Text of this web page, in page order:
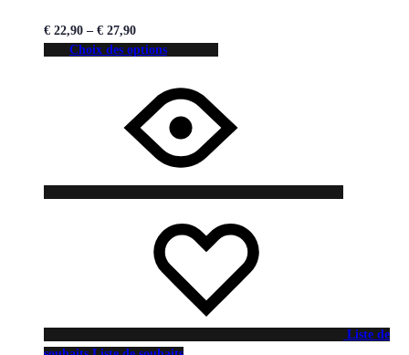
€ 22,90 – € 27,90
Choix des options
Liste de